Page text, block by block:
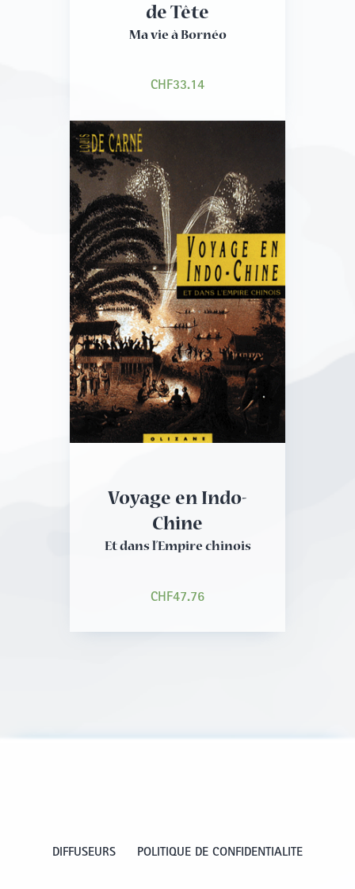
de Tête
Ma vie à Bornéo
CHF33.14
Voyage en Indo-
Chine
Et dans l’Empire chinois
CHF47.76
DIFFUSEURS POLITIQUE DE CONFIDENTIALITE